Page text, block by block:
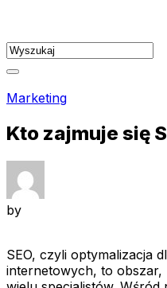
content
Marketing
Kto zajmuje się
by
SEO, czyli optymalizacja
internetowych, to obszar,